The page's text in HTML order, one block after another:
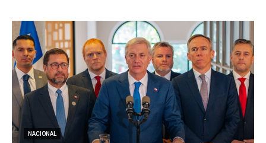
NACIONAL